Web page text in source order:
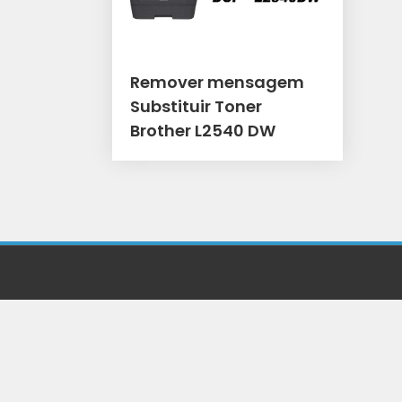
Remover mensagem
Substituir Toner
Brother L2540 DW